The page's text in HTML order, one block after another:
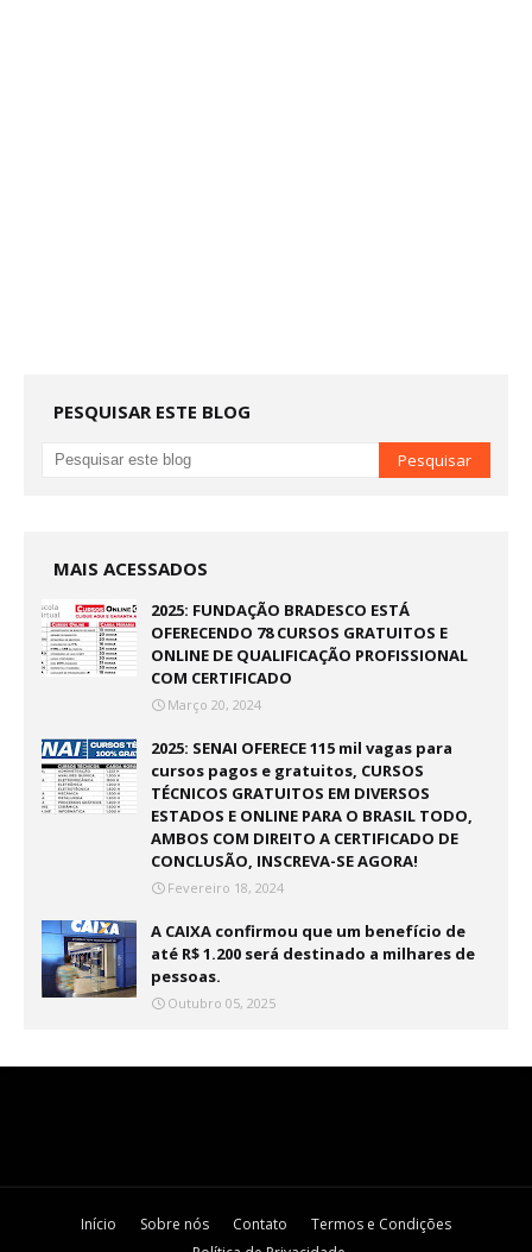
PESQUISAR ESTE BLOG
MAIS ACESSADOS
2025: FUNDAÇÃO BRADESCO ESTÁ
OFERECENDO 78 CURSOS GRATUITOS E
ONLINE DE QUALIFICAÇÃO PROFISSIONAL
COM CERTIFICADO
Março 20, 2024
2025: SENAI OFERECE 115 mil vagas para
cursos pagos e gratuitos, CURSOS
TÉCNICOS GRATUITOS EM DIVERSOS
ESTADOS E ONLINE PARA O BRASIL TODO,
AMBOS COM DIREITO A CERTIFICADO DE
CONCLUSÃO, INSCREVA-SE AGORA!
Fevereiro 18, 2024
A CAIXA confirmou que um benefício de
até R$ 1.200 será destinado a milhares de
pessoas.
Outubro 05, 2025
Início Sobre nós Contato
Termos e Condições